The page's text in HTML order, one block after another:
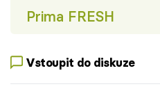
Prima FRESH
Vstoupit do diskuze